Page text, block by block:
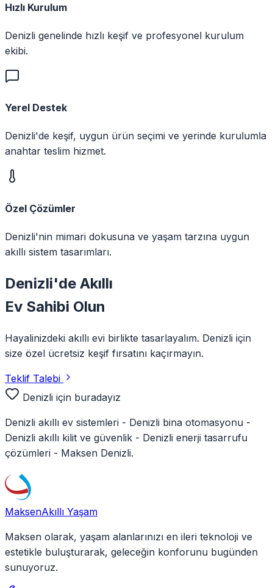
Hızlı Kurulum
Denizli genelinde hızlı keşif ve profesyonel kurulum
ekibi.
Yerel Destek
Denizli'de keşif, uygun ürün seçimi ve yerinde kurulumla
anahtar teslim hizmet.
Özel Çözümler
Denizli'nin mimari dokusuna ve yaşam tarzına uygun
akıllı sistem tasarımları.
Denizli'de Akıllı
Ev Sahibi Olun
Hayalinizdeki akıllı evi birlikte tasarlayalım. Denizli için
size özel ücretsiz keşif fırsatını kaçırmayın.
Teklif Talebi
Denizli için buradayız
Denizli akıllı ev sistemleri - Denizli bina otomasyonu -
Denizli akıllı kilit ve güvenlik - Denizli enerji tasarrufu
çözümleri - Maksen Denizli.
MaksenAkıllı Yaşam
Maksen olarak, yaşam alanlarınızı en ileri teknoloji ve
estetikle buluşturarak, geleceğin konforunu bugünden
sunuyoruz.